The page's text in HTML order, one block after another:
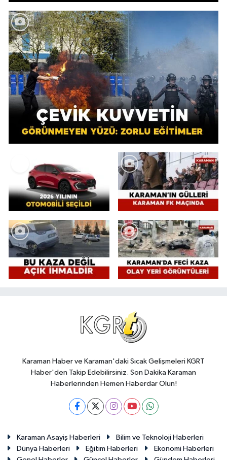
Karaman Haber ve Karaman'daki Sıcak Gelişmeleri KGRT
Haber'den Takip Edebilirsiniz. Son Dakika Karaman
Haberlerinden Hemen Haberdar Olun!
Karaman Asayiş Haberleri
Bilim ve Teknoloji Haberleri
Dünya Haberleri
Eğitim Haberleri
Ekonomi Haberleri